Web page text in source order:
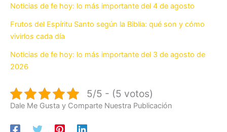
Noticias de fe hoy: lo más importante del 4 de agosto
Frutos del Espíritu Santo según la Biblia: qué son y cómo
vivirlos cada día
Noticias de fe hoy: lo más importante del 3 de agosto de
2026
5/5 - (5 votos)
Dale Me Gusta y Comparte Nuestra Publicación